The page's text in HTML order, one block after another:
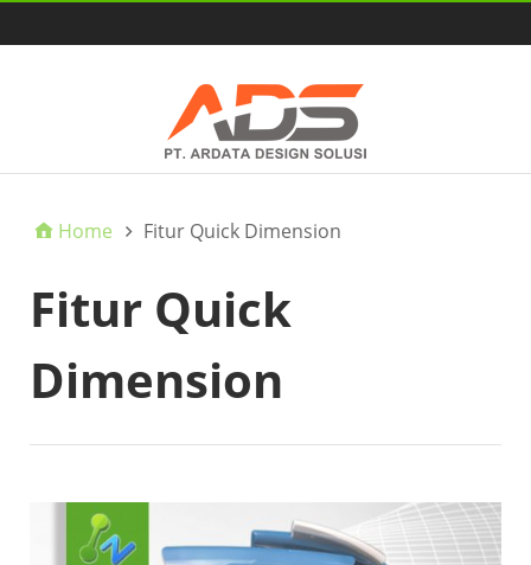
Home Fitur Quick Dimension
Fitur Quick
Dimension